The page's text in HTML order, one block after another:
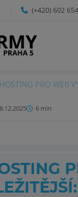
(+420) 602
PRO WEB
6 min